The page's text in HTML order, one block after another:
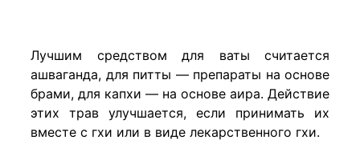
Лучшим средством для ваты считается
ашваганда, для питты — препараты на основе
брами, для капхи — на основе аира. Действие
этих трав улучшается, если принимать их
вместе с гхи или в виде лекарственного гхи.